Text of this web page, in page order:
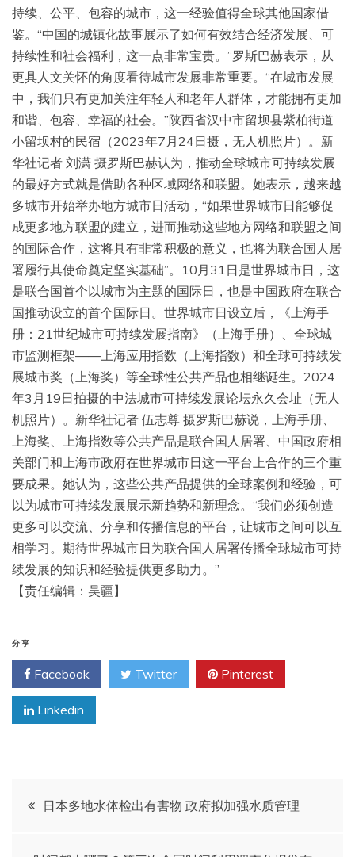
持续、公平、包容的城市，这一经验值得全球其他国家借
鉴。“中国的城镇化故事展示了如何有效结合经济发展、可
持续性和社会福利，这一点非常宝贵。”罗斯巴赫表示，从
更具人文关怀的角度看待城市发展非常重要。“在城市发展
中，我们只有更加关注年轻人和老年人群体，才能拥有更加
和谐、包容、幸福的社会。”陕西省汉中市留坝县紫柏街道
小留坝村的民宿（2023年7月24日摄，无人机照片）。新
华社记者 刘潇 摄罗斯巴赫认为，推动全球城市可持续发展
的最好方式就是借助各种区域网络和联盟。她表示，越来越
多城市开始举办地方城市日活动，“如果世界城市日能够促
成更多地方联盟的建立，进而推动这些地方网络和联盟之间
的国际合作，这将具有非常积极的意义，也将为联合国人居
署履行其使命奠定坚实基础”。10月31日是世界城市日，这
是联合国首个以城市为主题的国际日，也是中国政府在联合
国推动设立的首个国际日。世界城市日设立后，《上海手
册：21世纪城市可持续发展指南》（上海手册）、全球城
市监测框架——上海应用指数（上海指数）和全球可持续发
展城市奖（上海奖）等全球性公共产品也相继诞生。2024
年3月19日拍摄的中法城市可持续发展论坛永久会址（无人
机照片）。新华社记者 伍志尊 摄罗斯巴赫说，上海手册、
上海奖、上海指数等公共产品是联合国人居署、中国政府相
关部门和上海市政府在世界城市日这一平台上合作的三个重
要成果。她认为，这些公共产品提供的全球案例和经验，可
以为城市可持续发展展示新趋势和新理念。“我们必须创造
更多可以交流、分享和传播信息的平台，让城市之间可以互
相学习。期待世界城市日为联合国人居署传播全球城市可持
续发展的知识和经验提供更多助力。”
【责任编辑：吴疆】
分享
Facebook Twitter Pinterest
Linkedin
文 日本多地水体检出有害物 政府拟加强水质管理